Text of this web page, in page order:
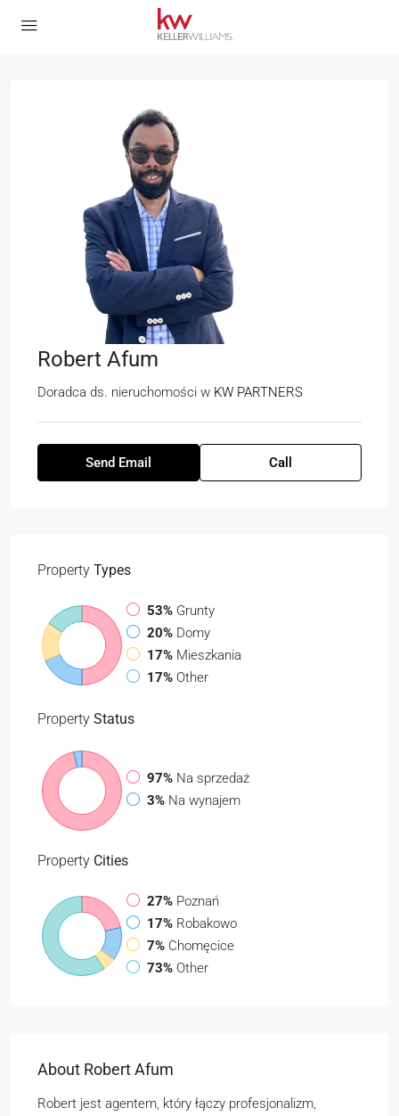
Robert Afum
Doradca ds. nieruchomości w KW PARTNERS
Send Email Call
Property Types
53% Grunty
20% Domy
17% Mieszkania
17% Other
Property Status
97% Na sprzedaż
3% Na wynajem
Property Cities
27% Poznań
17% Robakowo
7% Chomęcice
73% Other
About Robert Afum
Robert jest agentem, który łączy profesjonalizm,